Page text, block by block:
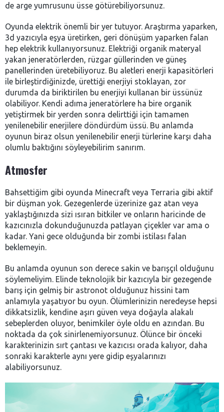
de arge yumrusunu üsse götürebiliyorsunuz.
Oyunda elektrik önemli bir yer tutuyor. Araştırma yaparken,
3d yazıcıyla eşya üretirken, geri dönüşüm yaparken falan
hep elektrik kullanıyorsunuz. Elektriği organik materyal
yakan jeneratörlerden, rüzgar güllerinden ve güneş
panellerinden üretebiliyoruz. Bu aletleri enerji kapasitörleri
ile birleştirdiğinizde, ürettiği enerjiyi stoklayan, zor
durumda da biriktirilen bu enerjiyi kullanan bir üssünüz
olabiliyor. Kendi adıma jeneratörlere ha bire organik
yetiştirmek bir yerden sonra delirttiği için tamamen
yenilenebilir enerjilere döndürdüm üssü. Bu anlamda
oyunun biraz olsun yenilenebilir enerji türlerine karşı daha
olumlu baktığını söyleyebilirim sanırım.
Atmosfer
Bahsettiğim gibi oyunda Minecraft veya Terraria gibi aktif
bir düşman yok. Gezegenlerde üzerinize gaz atan veya
yaklaştığınızda sizi ısıran bitkiler ve onların haricinde de
kazıcınızla dokunduğunuzda patlayan çiçekler var ama o
kadar. Yani gece olduğunda bir zombi istilası falan
beklemeyin.
Bu anlamda oyunun son derece sakin ve barışçıl olduğunu
söylemeliyim. Elinde teknolojik bir kazıcıyla bir gezegende
barış için gelmiş bir astronot olduğunuz hissini tam
anlamıyla yaşatıyor bu oyun. Ölümlerinizin neredeyse hepsi
dikkatsizlik, kendine aşırı güven veya doğayla alakalı
sebeplerden oluyor, benimkiler öyle oldu en azından. Bu
noktada da çok sinirlenemiyorsunuz. Ölünce bir önceki
karakterinizin sırt çantası ve kazıcısı orada kalıyor, daha
sonraki karakterle aynı yere gidip eşyalarınızı
alabiliyorsunuz.